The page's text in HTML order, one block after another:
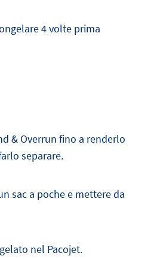
4 volte prima
& Overrun fino a renderlo
separare.
sac a poche e mettere da
nel Pacojet.